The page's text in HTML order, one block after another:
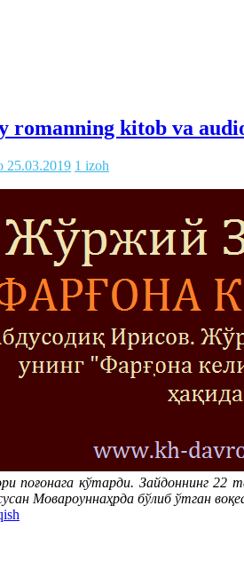
romanning kitob va
25.03.2019 1 izoh
поғонага кўтарди. Зайдоннинг
Мовароуннаҳрда бўлиб ўтган